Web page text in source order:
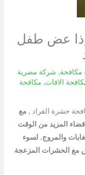
إذا عض طفل
مكافحة, شركة مصرية
الافات, مكافحة
حشرة القراد ,مع
المزيد من الوقت
والمروج. لسوء
مع الحشرات المزعجة